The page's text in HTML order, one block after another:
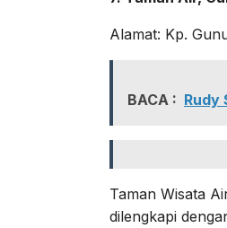
Alamat: Kp.
BACA : Rudy
Taman Wisata
dilengkapi